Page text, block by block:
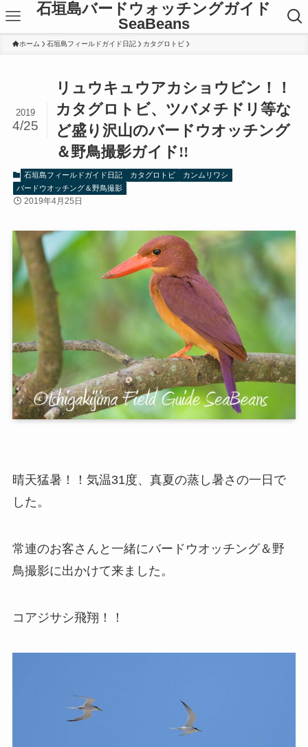
石垣島バードウォッチングガイド
SeaBeans
ホーム 石垣島フィールドガイド日記 カタグロトビ
リュウキュウアカショウビン！！
カタグロトビ、ツバメチドリ等な
ど盛り沢山のバードウオッチング
＆野鳥撮影ガイド!!
2019
4/25
石垣島フィールドガイド日記 カタグロトビ
カンムリワシ
バードウオッチング＆野鳥撮影
2019年4月25日
晴天猛暑！！気温31度、真夏の蒸し暑さの一日で
した。
常連のお客さんと一緒にバードウオッチング＆野
鳥撮影に出かけて来ました。
コアジサシ飛翔！！